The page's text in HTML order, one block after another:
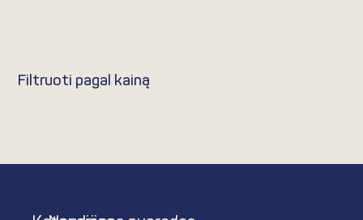
Filtruoti pagal kainą